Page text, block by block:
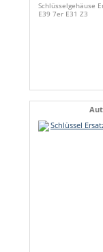
Schlüsselgehäuse
E39 7er E31 Z3